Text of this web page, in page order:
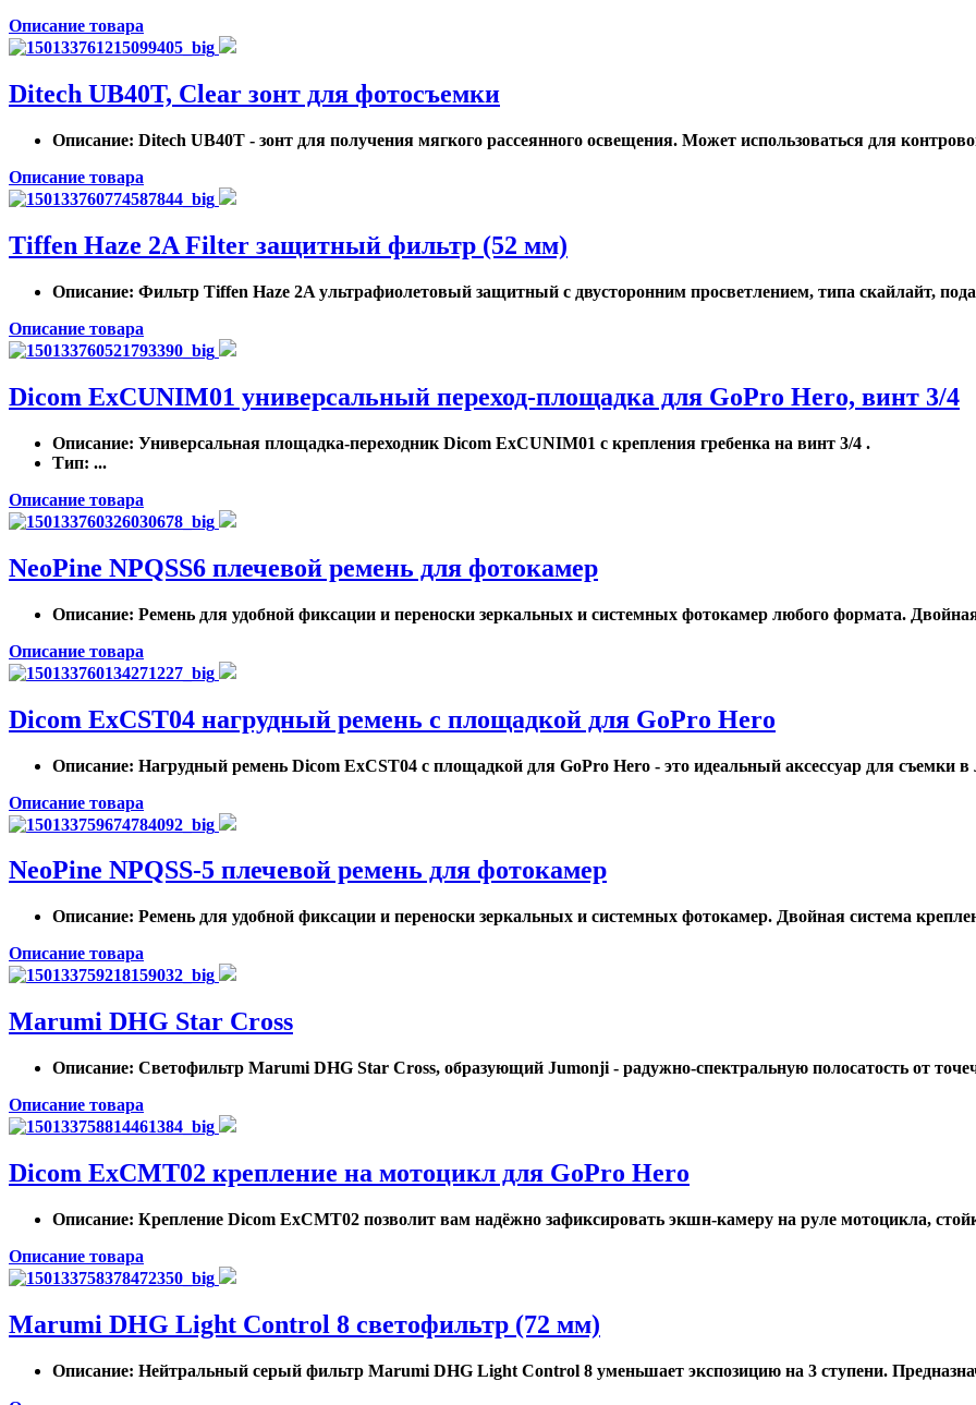
Описание товара
Ditech UB40T, Clear зонт для фотосъемки
Описание: Ditech UB40T - зонт для получения мягкого рассеянного освещения. Может использоваться для
Описание товара
Tiffen Haze 2A Filter защитный фильтр (52 мм)
Описание: Фильтр Tiffen Haze 2A ультрафиолетовый защитный с двусторонним просветлением, типа скайлайт,
Описание товара
Dicom ExCUNIM01 универсальный переход-площадка для GoPro Hero, винт 3/4
Описание: Универсальная площадка-переходник Dicom ExCUNIM01 с крепления гребенка на винт 3/4 .
Тип: ...
Описание товара
NeoPine NPQSS6 плечевой ремень для фотокамер
Описание: Ремень для удобной фиксации и переноски зеркальных и системных фотокамер любого формата.
Описание товара
Dicom ExCST04 нагрудный ремень с площадкой для GoPro Hero
Описание: Нагрудный ремень Dicom ExCST04 с площадкой для GoPro Hero - это идеальный аксессуар для съемки
Описание товара
NeoPine NPQSS-5 плечевой ремень для фотокамер
Описание: Ремень для удобной фиксации и переноски зеркальных и системных фотокамер. Двойная система
Описание товара
Marumi DHG Star Cross
Описание: Светофильтр Marumi DHG Star Cross, образующий Jumonji - радужно-спектральную полосатость от
Описание товара
Dicom ExCMT02 крепление на мотоцикл для GoPro Hero
Описание: Крепление Dicom ExCMT02 позволит вам надёжно зафиксировать экшн-камеру на руле мотоцикла,
Описание товара
Marumi DHG Light Control 8 светофильтр (72 мм)
Описание: Нейтральный серый фильтр Marumi DHG Light Control 8 уменьшает экспозицию на 3 ступени.